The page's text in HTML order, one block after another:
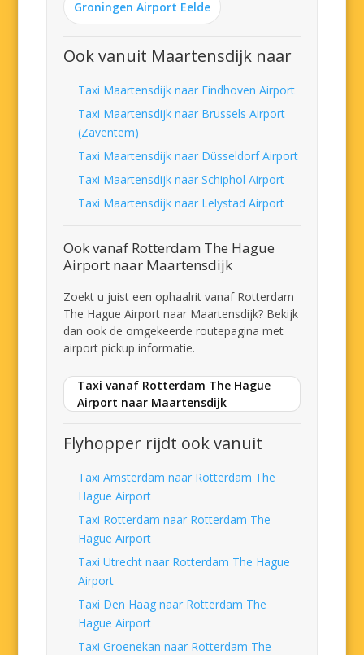
Groningen Airport Eelde
Ook vanuit Maartensdijk naar
Taxi Maartensdijk naar Eindhoven Airport
Taxi Maartensdijk naar Brussels Airport
(Zaventem)
Taxi Maartensdijk naar Düsseldorf Airport
Taxi Maartensdijk naar Schiphol Airport
Taxi Maartensdijk naar Lelystad Airport
Ook vanaf Rotterdam The Hague
Airport naar Maartensdijk
Zoekt u juist een ophaalrit vanaf Rotterdam
The Hague Airport naar Maartensdijk? Bekijk
dan ook de omgekeerde routepagina met
airport pickup informatie.
Taxi vanaf Rotterdam The Hague
Airport naar Maartensdijk
Flyhopper rijdt ook vanuit
Taxi Amsterdam naar Rotterdam The
Hague Airport
Taxi Rotterdam naar Rotterdam The
Hague Airport
Taxi Utrecht naar Rotterdam The Hague
Airport
Taxi Den Haag naar Rotterdam The
Hague Airport
Taxi Groenekan naar Rotterdam The